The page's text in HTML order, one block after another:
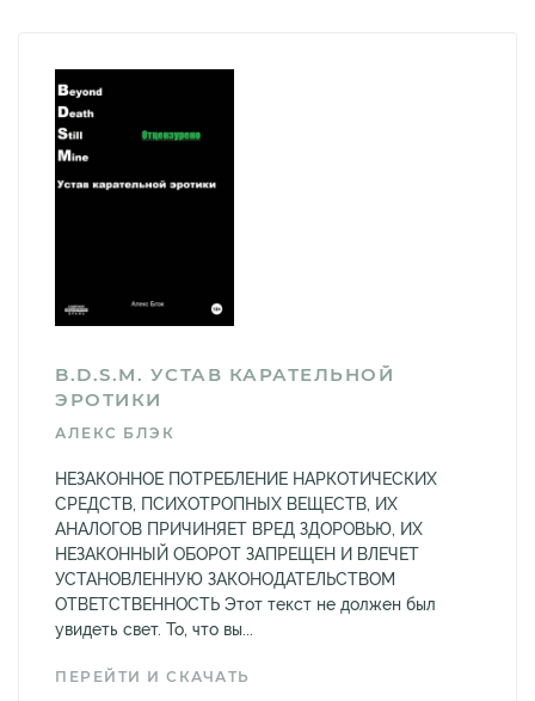
B.D.S.M. УСТАВ КАРАТЕЛЬНОЙ
ЭРОТИКИ
АЛЕКС БЛЭК
НЕЗАКОННОЕ ПОТРЕБЛЕНИЕ НАРКОТИЧЕСКИХ
СРЕДСТВ, ПСИХОТРОПНЫХ ВЕЩЕСТВ, ИХ
АНАЛОГОВ ПРИЧИНЯЕТ ВРЕД ЗДОРОВЬЮ, ИХ
НЕЗАКОННЫЙ ОБОРОТ ЗАПРЕЩЕН И ВЛЕЧЕТ
УСТАНОВЛЕННУЮ ЗАКОНОДАТЕЛЬСТВОМ
ОТВЕТСТВЕННОСТЬ Этот текст не должен был
увидеть свет. То, что вы...
ПЕРЕЙТИ И СКАЧАТЬ